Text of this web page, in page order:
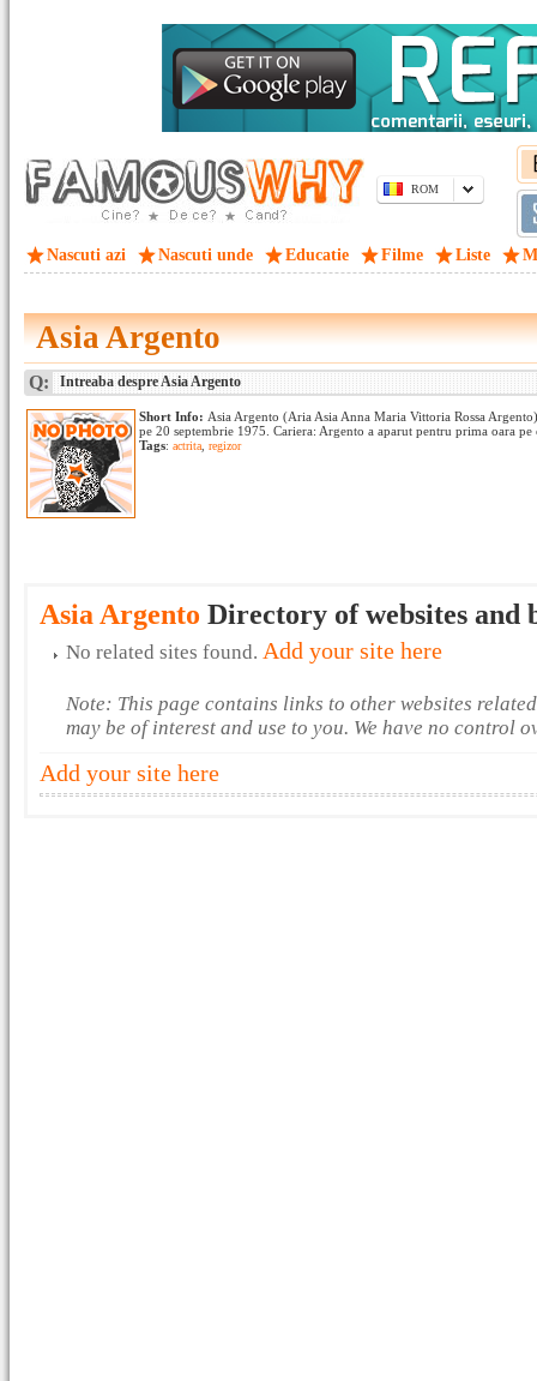
ROM
Nascuti azi Nascuti unde Educatie Filme Liste
Asia Argento
Q: Intreaba despre Asia Argento
Short Info: Asia Argento (Aria Asia Anna Maria Vittoria Rossa
pe 20 septembrie 1975. Cariera: Argento a aparut pentru prima oara
Tags: actrita regizor
Asia Argento Directory of websites and
No related sites found. Add your site here
Note: This page contains links to other websites
may be of interest and use to you. We have no control
Add your site here